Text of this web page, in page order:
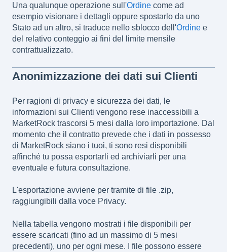
Una qualunque operazione sull'Ordine come ad
esempio visionare i dettagli oppure spostarlo da uno
Stato ad un altro, si traduce nello sblocco dell'Ordine e
del relativo conteggio ai fini del limite mensile
contrattualizzato.
Anonimizzazione dei dati sui Clienti
Per ragioni di privacy e sicurezza dei dati, le
informazioni sui Clienti vengono rese inaccessibili a
MarketRock trascorsi 5 mesi dalla loro importazione. Dal
momento che il contratto prevede che i dati in possesso
di MarketRock siano i tuoi, ti sono resi disponibili
affinché tu possa esportarli ed archiviarli per una
eventuale e futura consultazione.
L'esportazione avviene per tramite di file .zip,
raggiungibili dalla voce Privacy.
Nella tabella vengono mostrati i file disponibili per
essere scaricati (fino ad un massimo di 5 mesi
precedenti), uno per ogni mese. I file possono essere